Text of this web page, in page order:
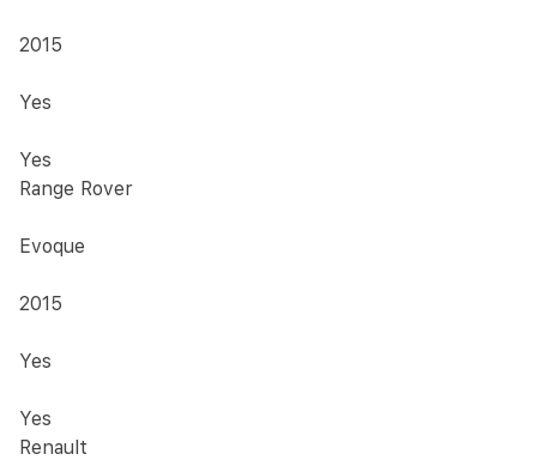
2015
Yes
Yes
Range Rover
Evoque
2015
Yes
Yes
Renault